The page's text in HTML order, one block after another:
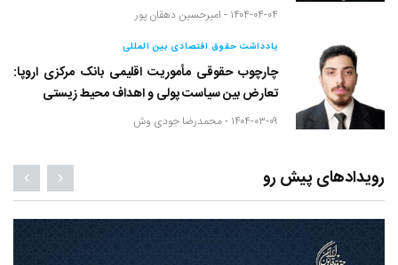
۱۴۰۴-۰۴-۰۴ - امیرحسین دهقان پور
یادداشت حقوق اقتصادی بین المللی
چارچوب حقوقی مأموریت اقلیمی بانک مرکزی اروپا:
تعارض بین سیاست پولی و اهداف محیط زیستی
۱۴۰۴-۰۳-۰۹ - محمدرضا جودی وش
رویدادهای پیش رو